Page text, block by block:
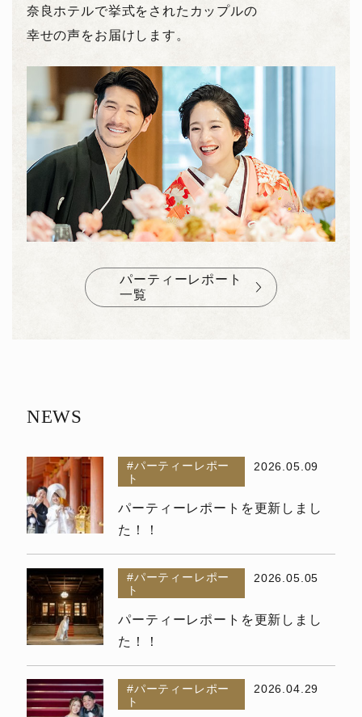
奈良ホテルで挙式をされたカップルの
幸せの声をお届けします。
パーティーレポート
一覧
新着情報
NEWS
パーティーレポートを更新しまし
た！！
パーティーレポー
ト
2026.05.09
パーティーレポートを更新しまし
た！！
パーティーレポー
ト
2026.05.05
パーティーレポー
ト
2026.04.29